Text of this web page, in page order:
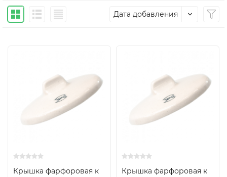
Дата добавления
Крышка фарфоровая к
Крышка фарфоровая к